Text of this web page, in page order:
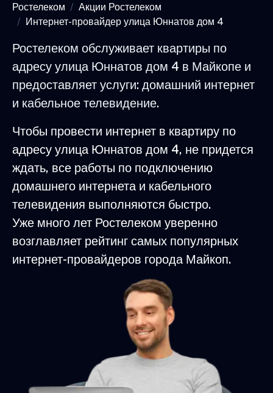
Ростелеком
Акции Ростелеком
Интернет-провайдер улица Юннатов дом 4
Ростелеком обслуживает квартиры по
адресу улица Юннатов дом 4 в Майкопе и
предоставляет услуги: домашний интернет
и кабельное телевидение.
Чтобы провести интернет в квартиру по
адресу улица Юннатов дом 4, не придется
ждать, все работы по подключению
домашнего интернета и кабельного
телевидения выполняются быстро.
Уже много лет Ростелеком уверенно
возглавляет рейтинг самых популярных
интернет-провайдеров города Майкоп.